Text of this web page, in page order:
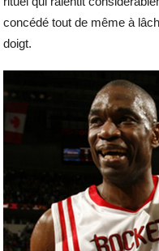
concédé tout de même à
doigt.